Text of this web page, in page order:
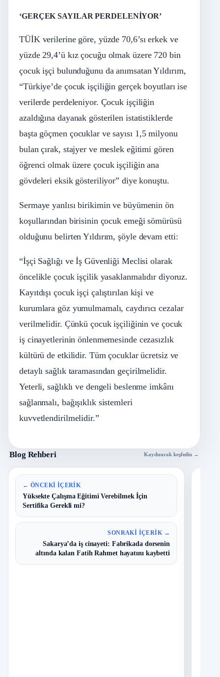
‘GERÇEK SAYILAR PERDELENİYOR’
TÜİK verilerine göre, yüzde 70,6’sı erkek ve
yüzde 29,4’ü kız çocuğu olmak üzere 720 bin
çocuk işçi bulunduğunu da anımsatan Yıldırım,
“Türkiye’de çocuk işçiliğin gerçek boyutları ise
verilerde perdeleniyor. Çocuk işçiliğin
azaldığına dayanak gösterilen istatistiklerde
başta göçmen çocuklar ve sayısı 1,5 milyonu
bulan çırak, stajyer ve meslek eğitimi gören
öğrenci olmak üzere çocuk işçiliğin ana
gövdeleri eksik gösteriliyor” diye konuştu.
Sermaye yanlısı birikimin ve büyümenin ön
koşullarından birisinin çocuk emeği sömürüsü
olduğunu belirten Yıldırım, şöyle devam etti:
“İşçi Sağlığı ve İş Güvenliği Meclisi olarak
öncelikle çocuk işçilik yasaklanmalıdır diyoruz.
Kayıtdışı çocuk işçi çalıştırılan kişi ve
kurumlara göz yumulmamalı, caydırıcı cezalar
verilmelidir. Çünkü çocuk işçiliğinin ve çocuk
iş cinayetlerinin önlenmemesinde cezasızlık
kültürü de etkilidir. Tüm çocuklar ücretsiz ve
detaylı sağlık taramasından geçirilmelidir.
Yeterli, sağlıklı ve dengeli beslenme imkânı
sağlanmalı, bağışıklık sistemleri
kuvvetlendirilmelidir.”
Blog Rehberi Kaydırarak keşfedin →
← ÖNCEKI İÇERIK
Yüksekte Çalışma Eğitimi Verebilmek İçin
Sertifika Gerekli mi?
SONRAKI İÇERIK →
Sakarya’da iş cinayeti: Fabrikada dorsenin
altında kalan Fatih Rahmet hayatını kaybetti